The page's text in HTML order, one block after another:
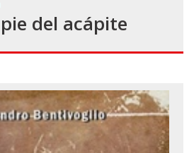
del acápite